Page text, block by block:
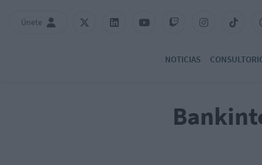
Únete
NOTICIAS